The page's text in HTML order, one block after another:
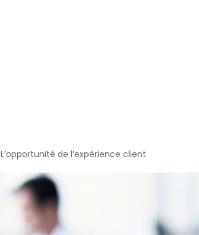
L’opportunité de l’expérience client